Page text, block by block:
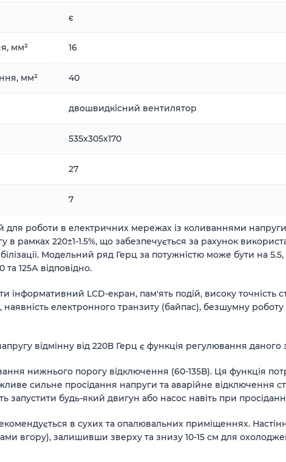
є
мм² 16
мм² 40
двошвидкісний вентилятор
535х305х170
27
7
роботи в електричних мережах із коливаннями
рамках 220±1-1.5%, що забезпечується за рахунок
Модельний ряд Герц за потужністю може бути на 5.5,
та 125А відповідно.
LCD-екран, пам'ять подій, високу точність
електронного транзиту (байпас), безшумну
відмінну від 220В Герц є функція регулювання
нижнього порогу відключення (60-135В). Ця функція
сильне просідання напруги та аварійне відключення
запустити будь-який двигун або насос навіть при
в сухих та опалювальних приміщеннях.
вгору), залишивши зверху та знизу 10-15 см для